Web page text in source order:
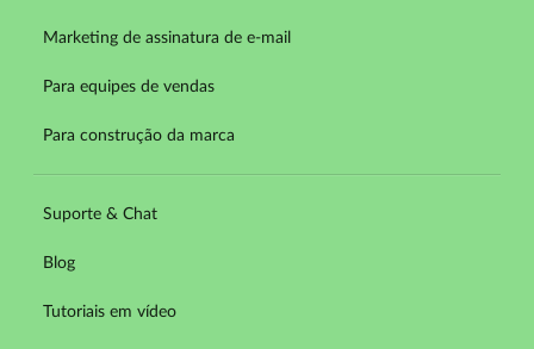
Marketing de assinatura de e-mail
Para equipes de vendas
Para construção da marca
Suporte & Chat
Blog
Tutoriais em vídeo